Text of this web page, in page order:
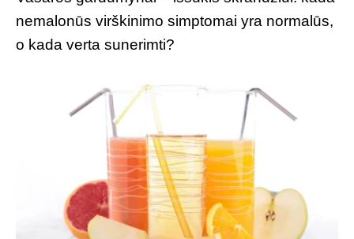
nemalonūs virškinimo simptomai yra normalūs,
o kada verta sunerimti?